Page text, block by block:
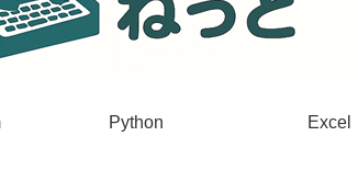
Python Excel